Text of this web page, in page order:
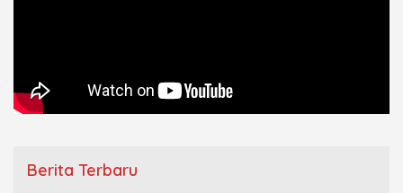
Berita Terbaru